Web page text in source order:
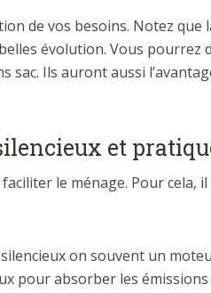
de vos besoins. Notez que
évolution. Vous pourrez
sac. Ils auront aussi
et
le ménage. Pour cela,
on souvent un
pour absorber les